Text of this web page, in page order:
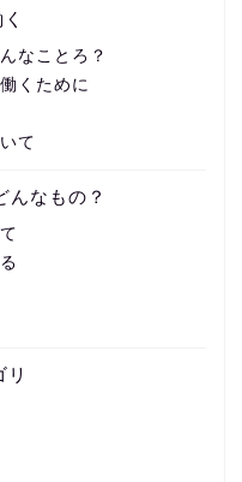
なことろ？
くために
て
んなもの？